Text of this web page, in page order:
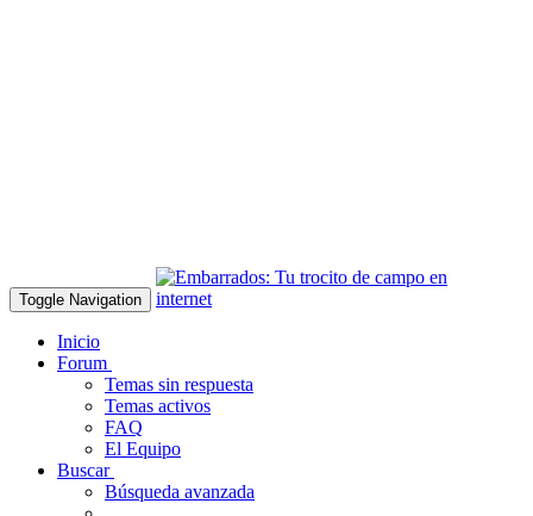
Toggle Navigation
Inicio
Forum
Temas sin respuesta
Temas activos
FAQ
El Equipo
Buscar
Búsqueda avanzada